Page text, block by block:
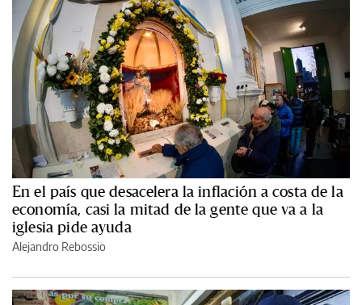
En el país que desacelera la inflación a costa de la
economía, casi la mitad de la gente que va a la
iglesia pide ayuda
Alejandro Rebossio